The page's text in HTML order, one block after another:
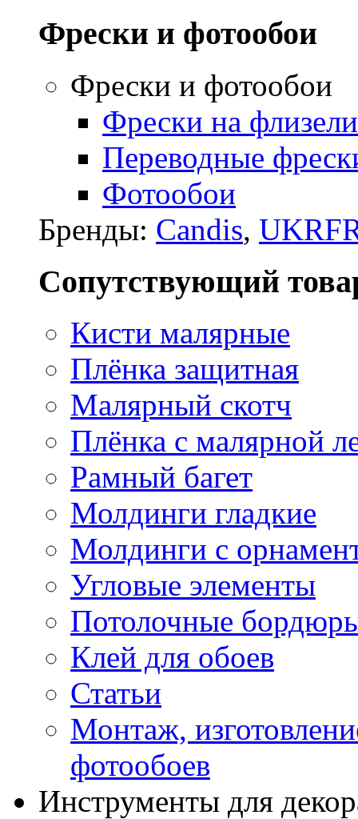
Фрески и фотообои
Фрески и фотообои
Фрески на
Переводные
Фотообои
Бренды: Candis,
Сопутствующий
Кисти малярные
Плёнка защитная
Малярный скотч
Плёнка с малярной
Рамный багет
Молдинги гладкие
Молдинги с
Угловые элементы
Потолочные
Клей для обоев
Статьи
Монтаж,
фотообоев
Инструменты для